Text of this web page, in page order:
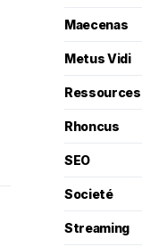
Maecenas
Metus Vidi
Rhoncus
SEO
Societé
Streaming